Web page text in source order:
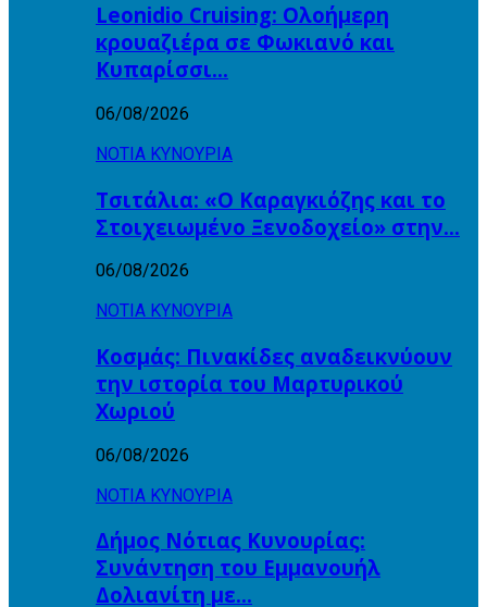
Leonidio Cruising: Ολοήμερη
κρουαζιέρα σε Φωκιανό και
Κυπαρίσσι…
06/08/2026
ΝΟΤΙΑ ΚΥΝΟΥΡΙΑ
Τσιτάλια: «Ο Καραγκιόζης και το
Στοιχειωμένο Ξενοδοχείο» στην…
06/08/2026
ΝΟΤΙΑ ΚΥΝΟΥΡΙΑ
Κοσμάς: Πινακίδες αναδεικνύουν
την ιστορία του Μαρτυρικού
Χωριού
06/08/2026
ΝΟΤΙΑ ΚΥΝΟΥΡΙΑ
Δήμος Νότιας Κυνουρίας:
Συνάντηση του Εμμανουήλ
Δολιανίτη με…